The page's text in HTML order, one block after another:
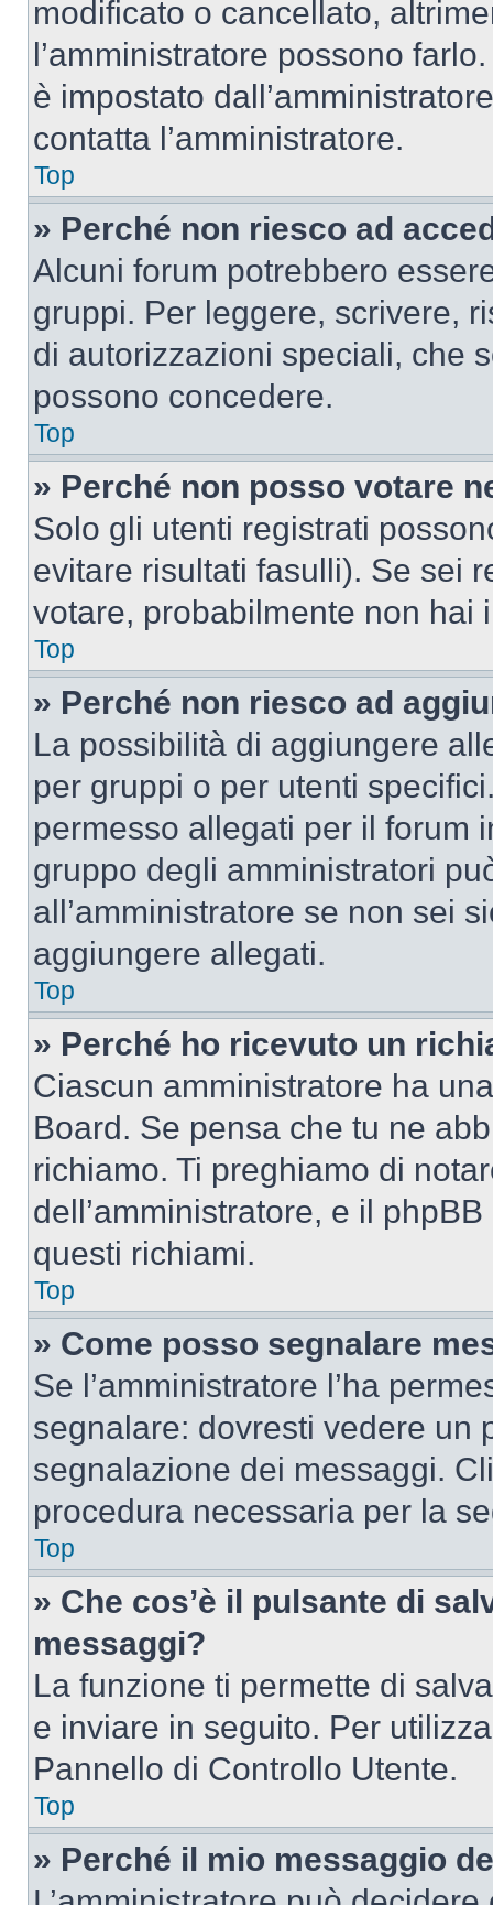
modificato o cancellato,
l’amministratore possono
è impostato
contatta l’amministratore.
Top
» Perché non riesco ad
Alcuni forum potrebbero
gruppi. Per leggere, scrivere,
di autorizzazioni speciali, che
possono concedere.
Top
» Perché non posso votare
Solo gli utenti registrati
evitare risultati fasulli). Se sei
votare, probabilmente non hai
Top
» Perché non riesco ad
La possibilità di aggiungere
per gruppi o per utenti
permesso allegati per il forum
gruppo degli amministratori
all’amministratore se non sei
aggiungere allegati.
Top
» Perché ho ricevuto un
Ciascun amministratore ha
Board. Se pensa che tu ne
richiamo. Ti preghiamo di
dell’amministratore, e il
questi richiami.
Top
» Come posso segnalare
Se l’amministratore l’ha
segnalare: dovresti vedere un
segnalazione dei messaggi.
procedura necessaria per la
Top
» Che cos’è il pulsante di
messaggi?
La funzione ti permette di
e inviare in seguito. Per
Pannello di Controllo Utente.
Top
» Perché il mio messaggio